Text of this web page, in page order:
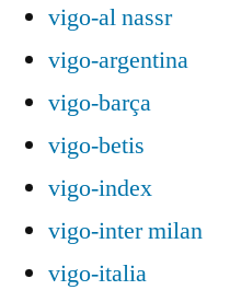
vigo-al nassr
vigo-argentina
vigo-barça
vigo-betis
vigo-index
vigo-inter milan
vigo-italia